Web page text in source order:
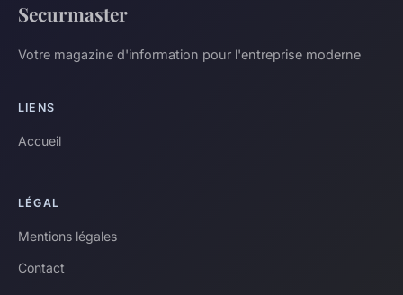
Securmaster
Votre magazine d'information pour l'entreprise moderne
LIENS
Accueil
LÉGAL
Mentions légales
Contact